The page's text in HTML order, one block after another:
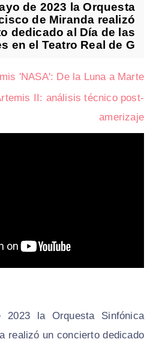
de 2023 la Orquesta
de Miranda realizó
dedicado al Día de las
en el Teatro Real de G...
'NASA': De la Luna a Marte
II: análisis técnico post-
amerizaje
la Orquesta Sinfónica
realizó un concierto dedicado